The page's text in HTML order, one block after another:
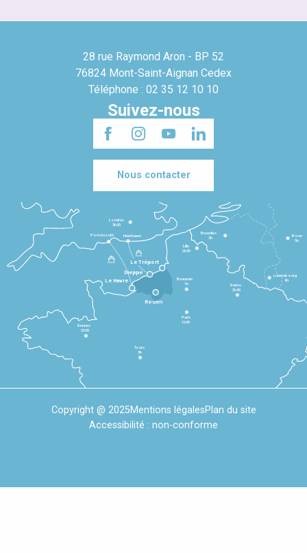
28 rue Raymond Aron - BP 52
76824 Mont-Saint-Aignan Cedex
Téléphone : 02 35 12 10 10
Suivez-nous
Nous contacter
Le Havre
Dieppe
Le Tréport
Rennes
2h30
Tours
3h
Paris
1h30
Beauvais
1h
Reims
2h45
Lille
2h30
Bruxelles
3h
Londres
3h30
Newhaven
Portsmouth
Bonn
5h
Luxembourg
4h
Rouen
Copyright @ 2025Mentions légalesPlan du site
Accessibilité : non-conforme